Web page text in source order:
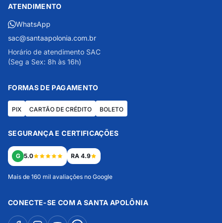
ATENDIMENTO
WhatsApp
sac@santaapolonia.com.br
Horário de atendimento SAC
(Seg a Sex: 8h às 16h)
FORMAS DE PAGAMENTO
PIX CARTÃO DE CRÉDITO BOLETO
SEGURANÇA E CERTIFICAÇÕES
G 5.0 RA 4.9
Mais de 160 mil avaliações no Google
CONECTE-SE COM A SANTA APOLÔNIA